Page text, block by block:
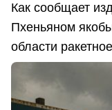
Как сообщает
Пхеньяном
области